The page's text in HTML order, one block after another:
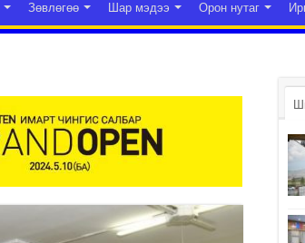
Зөвлөгөө Шар мэдээ Орон нутаг